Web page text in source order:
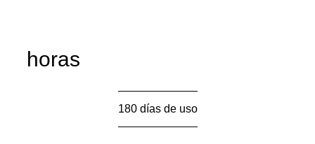
horas
180 días de uso